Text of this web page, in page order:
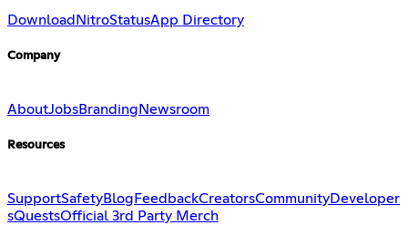
Download NitroStatusApp Directory
Company
AboutJobsBranding Newsroom
Resources
SupportSafetyBlog FeedbackCreatorsCommunityDeveloper
sQuestsOfficial 3rd Party Merch